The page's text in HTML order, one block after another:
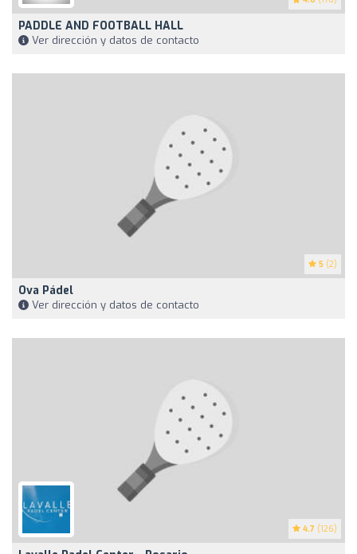
PADDLE AND FOOTBALL HALL
Ver dirección y datos de contacto
5 (2)
Ova Pádel
Ver dirección y datos de contacto
4.7 (126)